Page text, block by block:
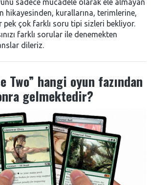
sadece mücadele olarak ele almayan
hikayesinden, kurallarına, terimlerine,
çok farklı soru tipi sizleri bekliyor.
farklı sorular ile denemekten
dileriz.
Two” hangi oyun fazından
gelmektedir?